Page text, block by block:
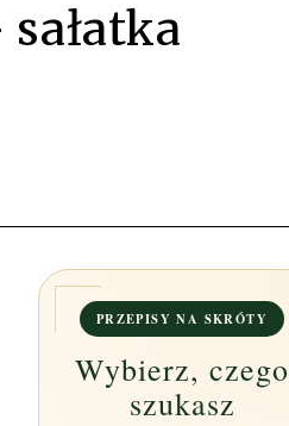
sałatka
PRZEPISY NA SKRÓTY
Wybierz, czego
szukasz